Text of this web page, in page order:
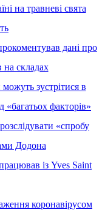
на травневі свята
дані про
на складах
зустрітися в
факторів»
«спробу
Додона
із Yves Saint
коронавірусом